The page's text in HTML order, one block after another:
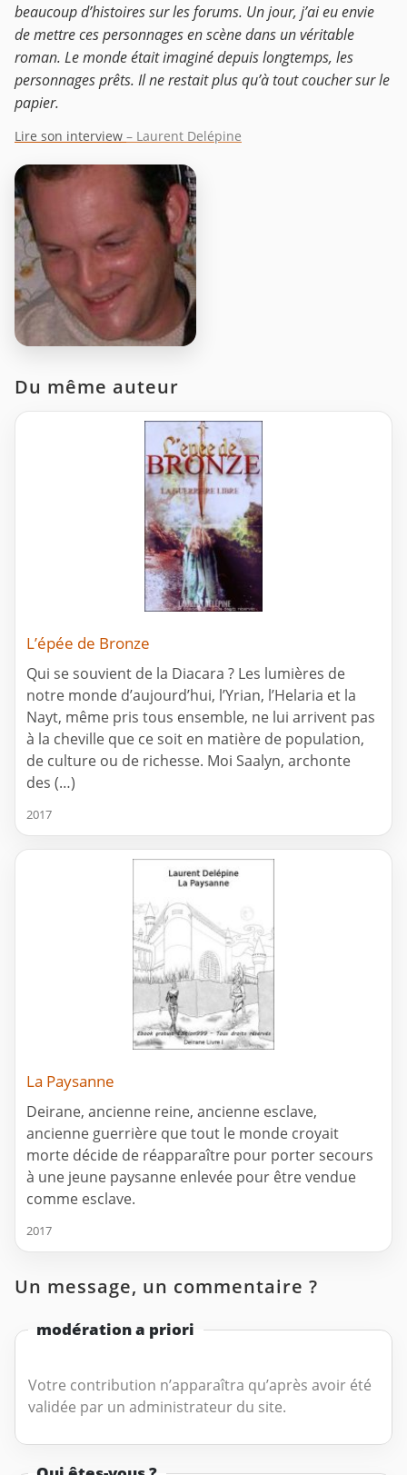
beaucoup d’histoires sur les forums. Un jour, j’ai eu envie
de mettre ces personnages en scène dans un véritable
roman. Le monde était imaginé depuis longtemps, les
personnages prêts. Il ne restait plus qu’à tout coucher sur le
papier.
Lire son interview – Laurent Delépine
Du même auteur
L’épée de Bronze
Qui se souvient de la Diacara ? Les lumières de
notre monde d’aujourd’hui, l’Yrian, l’Helaria et la
Nayt, même pris tous ensemble, ne lui arrivent pas
à la cheville que ce soit en matière de population,
de culture ou de richesse. Moi Saalyn, archonte
des (…)
2017
La Paysanne
Deirane, ancienne reine, ancienne esclave,
ancienne guerrière que tout le monde croyait
morte décide de réapparaître pour porter secours
à une jeune paysanne enlevée pour être vendue
comme esclave.
2017
Un message, un commentaire ?
modération a priori
Votre contribution n’apparaîtra qu’après avoir été
validée par un administrateur du site.